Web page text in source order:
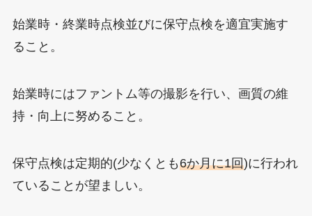
始業時・終業時点検並びに保守点検を適宜実施す
ること。
始業時にはファントム等の撮影を行い、画質の維
持・向上に努めること。
保守点検は定期的(少なくとも6か月に1回)に行われ
ていることが望ましい。